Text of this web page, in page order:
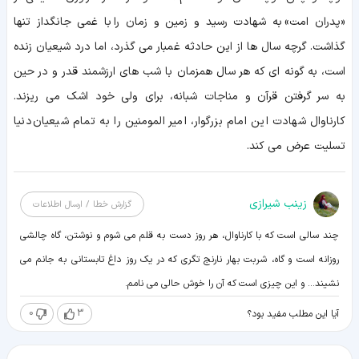
«پدران امت» به شهادت رسید و زمین و زمان را با غمی جانگداز تنها
گذاشت. گرچه سال ها از این حادثه غمبار می گذرد، اما درد شیعیان زنده
است، به گونه ای که هر سال همزمان با شب های ارزشمند قدر و در حین
به سر گرفتن قرآن و مناجات شبانه، برای ولی خود اشک می ریزند.
کارناوال شهادت این امام بزرگوار، امیر المومنین را به تمام شیعیان دنیا
تسلیت عرض می کند.
زينب شيرازی گزارش خطا / ارسال اطلاعات
چند سالی است که با کارناوال، هر روز دست به قلم می شوم و نوشتن، گاه چالشی
روزانه است و گاه، شربت بهار نارنج تگری که در یک روز داغ تابستانی به جانم می
نشیند... و این چیزی است که آن را خوش حالی می نامم.
آیا این مطلب مفید بود؟ 3
0